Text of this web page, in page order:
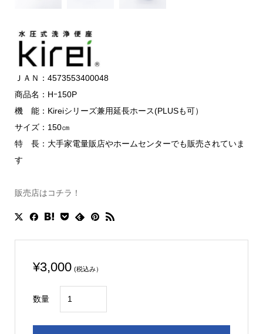
ＪＡＮ：4573553400048
商品名：Hｰ150P
機 能：Kireiシリーズ兼用延長ホース(PLUSも可）
サイズ：150㎝
特 長：大手家電量販店やホームセンターでも販売されていま
す
販売店はコチラ！
¥3,000 (税込み）
数量
長
給